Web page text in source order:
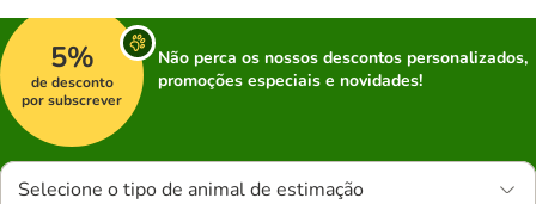
5%
de desconto
por subscrever
Não perca os nossos descontos personalizados,
promoções especiais e novidades!
Selecione o tipo de animal de estimação